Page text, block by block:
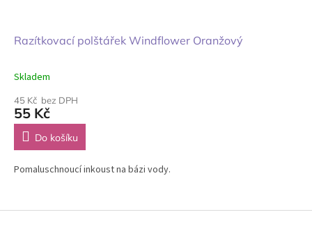
Razítkovací polštářek Windflower Oranžový
Skladem
45 Kč bez DPH
55 Kč
Do košíku
Pomaluschnoucí inkoust na bázi vody.
Z